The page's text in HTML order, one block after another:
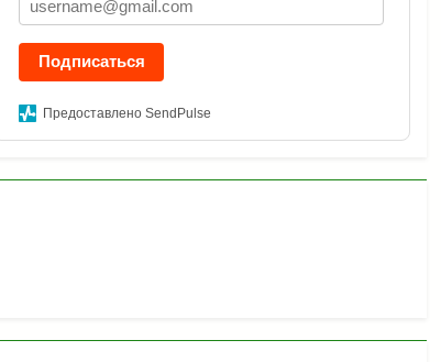
Подписаться
Предоставлено SendPulse